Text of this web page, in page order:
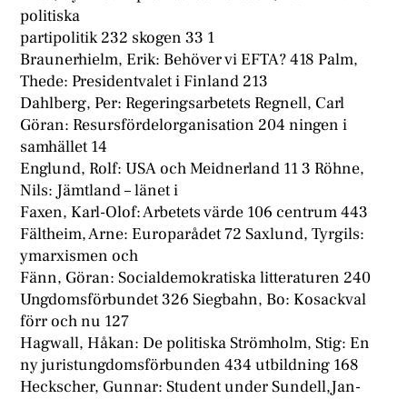
politiska
partipolitik 232 skogen 33 1
Braunerhielm, Erik: Behöver vi EFTA? 418 Palm,
Thede: Presidentvalet i Finland 213
Dahlberg, Per: Regeringsarbetets Regnell, Carl
Göran: Resursfördelorganisation 204 ningen i
samhället 14
Englund, Rolf: USA och Meidnerland 11 3 Röhne,
Nils: Jämtland – länet i
Faxen, Karl-Olof: Arbetets värde 106 centrum 443
Fältheim, Arne: Europarådet 72 Saxlund, Tyrgils:
ymarxismen och
Fänn, Göran: Socialdemokratiska litteraturen 240
Ungdomsförbundet 326 Siegbahn, Bo: Kosackval
förr och nu 127
Hagwall, Håkan: De politiska Strömholm, Stig: En
ny juristungdomsförbunden 434 utbildning 168
Heckscher, Gunnar: Student under Sundell,Jan-